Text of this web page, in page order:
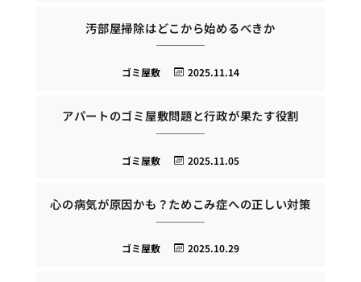
汚部屋掃除はどこから始めるべきか
2025.11.14
ゴミ屋敷
アパートのゴミ屋敷問題と行政が果たす役割
2025.11.05
ゴミ屋敷
心の病気が原因かも？ためこみ症への正しい対策
2025.10.29
ゴミ屋敷